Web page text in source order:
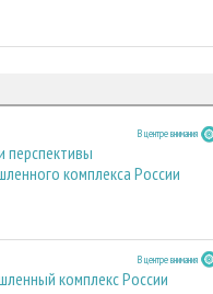
В центре внимания
перспективы
комплекса России
В центре внимания
комплекс России